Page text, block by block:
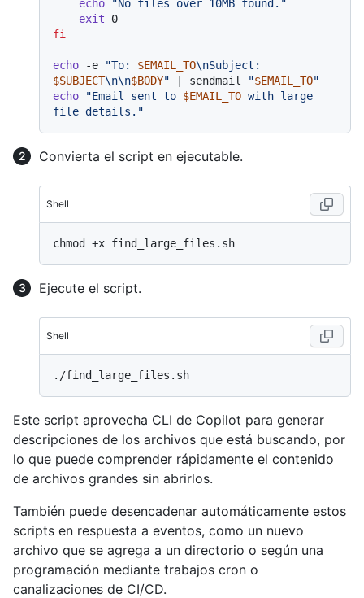
echo
"No files over 10MB found."
exit
fi
echo -e "To: $EMAIL_TO
$SUBJECT\n\n$BODY" | sendmail "$EMAIL_TO"
echo
"Email sent to $EMAIL_TO with large
file details."
Convierta el script en ejecutable.
Shell
Ejecute el script.
Shell
Este script aprovecha CLI de Copilot para generar
descripciones de los archivos que está buscando, por
lo que puede comprender rápidamente el contenido
de archivos grandes sin abrirlos.
También puede desencadenar automáticamente estos
scripts en respuesta a eventos, como un nuevo
archivo que se agrega a un directorio o según una
programación mediante trabajos cron o
canalizaciones de CI/CD.